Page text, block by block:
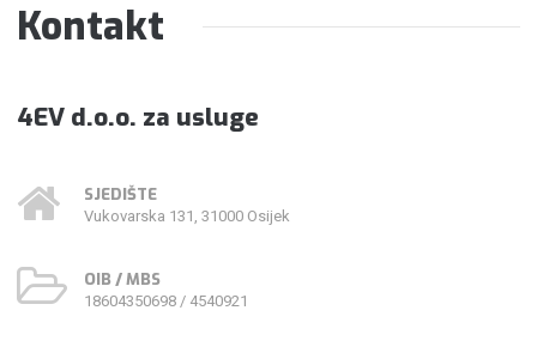
Kontakt
4EV d.o.o. za usluge
SJEDIŠTE
Vukovarska 131, 31000 Osijek
OIB / MBS
18604350698 / 4540921